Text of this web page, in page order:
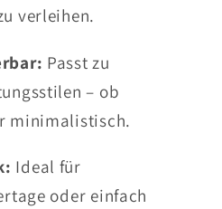
verleihen.
Passt zu
– ob
minimalistisch.
Ideal für
oder einfach